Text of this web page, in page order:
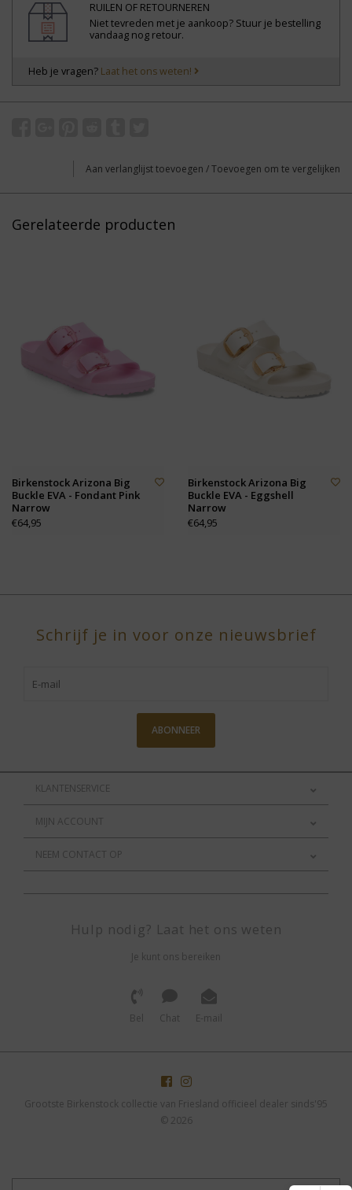
RUILEN OF RETOURNEREN
Niet tevreden met je aankoop? Stuur je bestelling
vandaag nog retour.
Heb je vragen? Laat het ons weten!
Aan verlanglijst toevoegen /Toevoegen om te vergelijken
Gerelateerde producten
Birkenstock Arizona Big
Buckle EVA - Fondant Pink
Narrow
€64,95
Birkenstock Arizona Big
Buckle EVA - Eggshell
Narrow
€64,95
Schrijf je in voor onze nieuwsbrief
ABONNEER
KLANTENSERVICE
MIJN ACCOUNT
NEEM CONTACT OP
Hulp nodig? Laat het ons weten
Je kunt ons bereiken
Bel Chat E-mail
Grootste Birkenstock collectie van Friesland officieel dealer sinds'95
© 2026